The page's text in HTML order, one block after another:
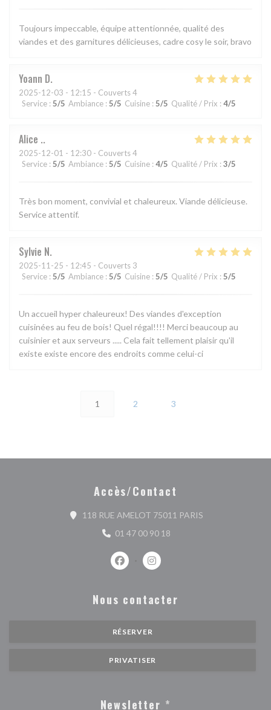
Toujours impeccable, équipe attentionnée, qualité des
viandes et des garnitures délicieuses, cadre cosy le soir, bravo
Yoann D
2025-12-03 - 12:15 - Couverts 4
Service : 5/5 Ambiance : 5/5 Cuisine : 5/5 Qualité / Prix : 4/5
Alice .
2025-12-01 - 12:30 - Couverts 4
Service : 5/5 Ambiance : 5/5 Cuisine : 4/5 Qualité / Prix : 3/5
Très bon moment, convivial et chaleureux. Viande délicieuse.
Service attentif.
Sylvie N
2025-11-25 - 12:45 - Couverts 3
Service : 5/5 Ambiance : 5/5 Cuisine : 5/5 Qualité / Prix : 5/5
Un accueil hyper chaleureux! Des viandes d'exception
cuisinées au feu de bois! Quel régal!!!! Merci beaucoup au
cuisinier et aux serveurs ..... Cela fait tellement plaisir qu'il
existe existe encore des endroits comme celui-ci
1 2 3
Accès/Contact
118 RUE AMELOT 75011 PARIS((ouvre une
01 47 00 90 18
Facebook ((ouvre une nouvelle
Instagram ((ouvre une
Nous contacter
RÉSERVER
PRIVATISER
Newsletter *